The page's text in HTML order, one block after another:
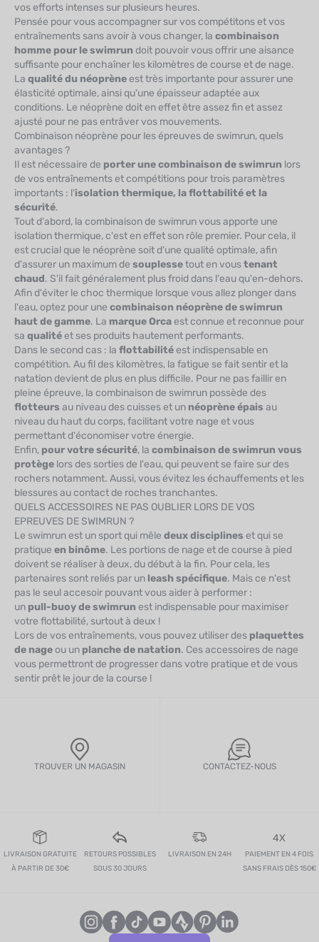
vos efforts intenses sur plusieurs heures.
Pensée pour vous accompagner sur vos compétitons et vos
entraînements sans avoir à vous changer, la combinaison
homme pour le swimrun doit pouvoir vous offrir une aisance
suffisante pour enchaîner les kilomètres de course et de nage.
La qualité du néoprèneest très importante pour assurer une
élasticité optimale, ainsi qu'une épaisseur adaptée aux
conditions. Le néoprène doit en effet être assez fin et assez
ajusté pour ne pas entrâver vos mouvements.
Combinaison néoprène pour les épreuves de swimrun, quels
avantages ?
Il est nécessaire de porter une combinaison de swimrun lors
de vos entraînements et compétitions pour trois paramètres
importants : l'isolation thermique, la flottabilité et la
sécurité.
Tout d'abord, la combinaison de swimrun vous apporte une
isolation thermique, c'est en effet son rôle premier. Pour cela, il
est crucial que le néoprène soit d'une qualité optimale, afin
d'assurer un maximum de souplessetout en voustenant
chaud. S'il fait généralement plus froid dans l'eau qu'en-dehors.
Afin d'éviter le choc thermique lorsque vous allez plonger dans
l'eau, optez pour une combinaison néoprène de swimrun
haut de gamme. La marque Orcaest connue et reconnue pour
sa qualitéet ses produits hautement performants.
Dans le second cas : la flottabilitéest indispensable en
compétition. Au fil des kilomètres, la fatigue se fait sentir et la
natation devient de plus en plus difficile. Pour ne pas faillir en
pleine épreuve, la combinaison de swimrun possède des
flotteurs au niveau des cuisses et un néoprène épais au
niveau du haut du corps, facilitant votre nage et vous
permettant d'économiser votre énergie.
Enfin, pour votre sécurité, la combinaison de swimrun vous
protège lors des sorties de l'eau, qui peuvent se faire sur des
rochers notamment. Aussi, vous évitez les échauffements et les
blessures au contact de roches tranchantes.
QUELS ACCESSOIRES NE PAS OUBLIER LORS DE VOS
EPREUVES DE SWIMRUN ?
Le swimrun est un sport qui mêle deux disciplines et qui se
pratique en binôme. Les portions de nage et de course à pied
doivent se réaliser à deux, du début à la fin. Pour cela, les
partenaires sont reliés par un leash spécifique. Mais ce n'est
pas le seul accesoir pouvant vous aider à performer :
un pull-buoy de swimrun est indispensable pour maximiser
votre flottabilité, surtout à deux !
Lors de vos entraînements, vous pouvez utiliser des plaquettes
de nageou un planche de natation. Ces accessoires de nage
vous permettront de progresser dans votre pratique et de vous
sentir prêt le jour de la course !
TROUVER UN MAGASIN CONTACTEZ-NOUS
LIVRAISON GRATUITE
À PARTIR DE 30€
RETOURS POSSIBLES
SOUS 30 JOURS
LIVRAISON EN 24H
4X
PAIEMENT EN 4 FOIS
SANS FRAIS DÈS 150€